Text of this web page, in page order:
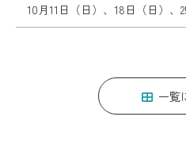
10月11日（日）、18日（日）
一覧